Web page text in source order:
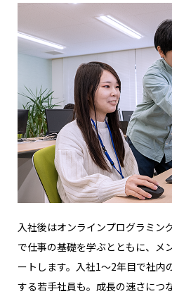
入社後はオンラインプログラミン
で仕事の基礎を学ぶとともに、メ
ートします。入社1〜2年目で社内
する若手社員も。成長の速さにつ